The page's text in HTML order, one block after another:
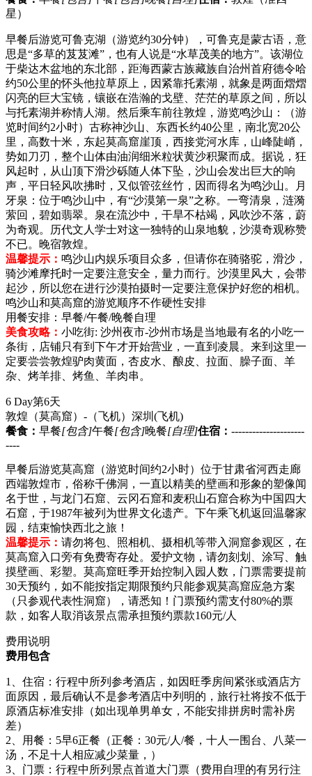
星）
早餐后游览可鲁克湖（游览约30分钟），可鲁克是蒙古语，意
思是“多草的芨芨滩”，也有人说是“水草茂美的地方”。该湖位
于柴达木盆地的东北部，距海西蒙古族藏族自治州首府德令哈
约50公里的怀头他拉草原上，因紧靠托素湖，就象是两面熠熠
闪亮的巨大宝镜，镶嵌在浩瀚的戈壁、茫茫的草原之间，所以
与托素湖并称情人湖。然后乘车前往敦煌，游览鸣沙山：（游
览时间约2小时）古称神沙山、东西长约40公里，南北宽20公
里，高数十米，东起莫高窟崖顶，西接党河水库，山峰陡峭，
势如刀刃，整个山体由油润细米粒状黄沙积聚而成。据说，狂
风起时，从山顶下滑沙砾随人体下坠，沙山会发出巨大的响
声，平日轻风吹拂时，又似管弦丝竹，因而得名为鸣沙山。月
牙泉：位于鸣沙山中，有“沙漠第一泉”之称。一弯清泉，涟漪
萦回，碧如翡翠。泉在流沙中，干旱不枯竭，风吹沙不落，蔚
为奇观。历代文人学士对这一独特的山泉地貌，沙漠奇观称赞
不已。晚宿敦煌。
温馨提示： 鸣沙山内娱乐项目众多，但请你在骑骆驼，滑沙，
骑沙滩摩托时一定要注意安全，量力而行。沙漠里风大，会带
起沙，所以您在进行沙漠拍摄时一定要注意保护好您的相机。
鸣沙山和莫高窟的游览顺序不作硬性安排
用餐安排：早餐/午餐/晚餐自理
美食攻略： 小吃街: 沙州夜市-沙州市场是当地最有名的小吃一
条街，店铺只有到下午才开始营业，一直到凌晨。来到这里一
定要尝尝敦煌驴肉黄面，杏皮水、酿皮、拉面、臊子面、羊
杂、烤羊排、烤鱼、羊肉串。
6 Day第6天
敦煌（莫高窟）-（飞机）深圳 (飞机)
餐食： 早餐[包含]午餐[包含]晚餐[自理]住宿： ---------------------
----
早餐后游览莫高窟（游览时间约2小时）位于甘肃省河西走廊
西端敦煌市，俗称千佛洞，一直以精美的壁画和形象的塑像闻
名于世，与龙门石窟、云冈石窟和麦积山石窟合称为中国四大
石窟，于1987年被列为世界文化遗产。下午乘飞机返回温馨家
园，结束愉快西北之旅！
温馨提示： 请勿将包、照相机、摄相机等带入洞窟参观区，在
莫高窟入口旁有免费寄存处。爱护文物，请勿刻划、涂写、触
摸壁画、彩塑。莫高窟旺季开始控制入园人数，门票需要提前
30天预约，如不能按指定期限预约只能参观莫高窟应急方案
（只参观代表性洞窟），请悉知！门票预约需支付80%的票
款，如客人取消该景点需承担预约票款160元/人
费用说明
费用包含
1、住宿：行程中所列参考酒店，如因旺季房间紧张或酒店方
面原因，最后确认不是参考酒店中列明的，旅行社将按不低于
原酒店标准安排（如出现单男单女，不能安排拼房时需补房
差）
2、用餐：5早6正餐（正餐：30元/人/餐，十人一围台、八菜一
汤，不足十人相应减少菜量，）
3、门票：行程中所列景点首道大门票（费用自理的有另行注